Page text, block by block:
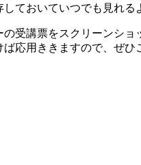
ておいていつでも見れる
受講票をスクリーンシ
応用ききますので、ぜひ